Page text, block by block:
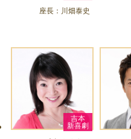
座長：川畑泰史
吉本
新喜劇